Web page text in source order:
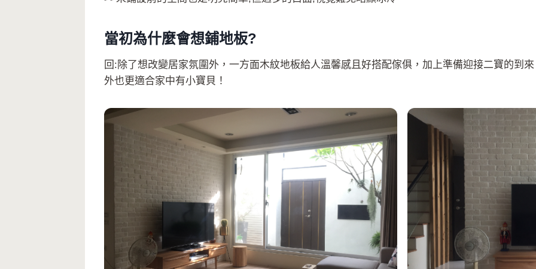
當初為什麼會想鋪地板?
回:除了想改變居家氛圍外，一方面木紋地板給人溫馨感且好搭配傢俱，加上準備迎接二寶的到
外也更適合家中有小寶貝！